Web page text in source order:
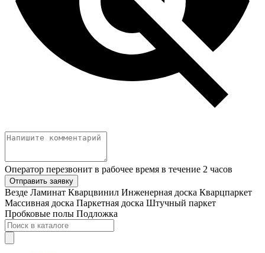
Оператор перезвонит в рабочее время в течение 2 часов
Отправить заявку
Везде Ламинат Кварцвинил Инженерная доска Кварцпаркет
Массивная доска Паркетная доска Штучный паркет
Пробковые полы Подложка